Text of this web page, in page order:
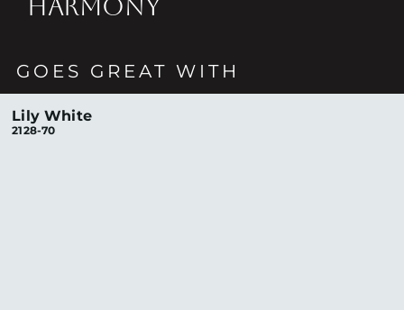
HARMONY
GOES GREAT WITH
Lily White
2128-70